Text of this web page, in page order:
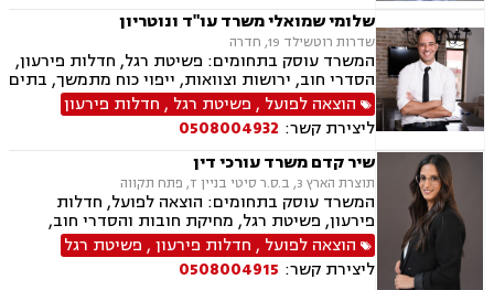
שלומי שמואלי משרד עו"ד ונוטריון
שדרות רוטשילד 19, חדרה
המשרד עוסק בתחומים: פשיטת רגל, חדלות פירעון,
הסדרי חוב, ירושות וצוואות, ייפוי כוח מתמשך, בתים
משותפים, עסקאות מכר דירה, ליטיגציה, לשון הרע,
מיסים
הוצאה לפועל , פשיטת רגל , חדלות פירעון
ליצירת קשר: 0508004932
שיר קדם משרד עורכי דין
תוצרת הארץ 3, ב.ס.ר סיטי בניין T, פתח תקווה
המשרד עוסק בתחומים: הוצאה לפועל, חדלות
פירעון, פשיטת רגל, מחיקת חובות והסדרי חוב,
ירושות וצוואות, ייפוי כוח מתמשך
הוצאה לפועל , חדלות פירעון, פשיטת רגל
ליצירת קשר: 0508004915